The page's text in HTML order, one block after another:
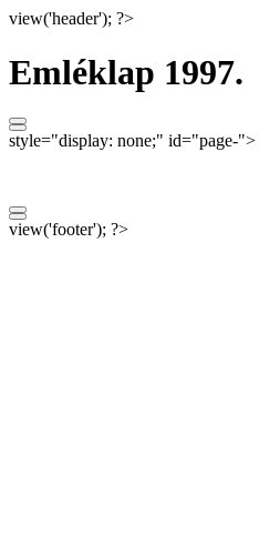
view('header'); ?>
Emléklap 1997.
style="display: none;" id="page-">
view('footer'); ?>